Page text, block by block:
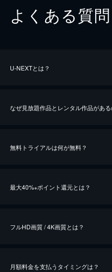
よくある質問
U-NEXTとは？
なぜ見放題作品とレンタル作品がある
無料トライアルは何が無料？
最大40%※ポイント還元とは？
※40％ポイント還元の対象は、クレジットカ
フルHD画質 / 4K画質とは？
月額料金を支払うタイミングは？